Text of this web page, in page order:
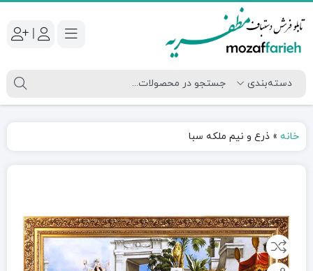
|
خانه » ذرع و نیم ملکه سبا